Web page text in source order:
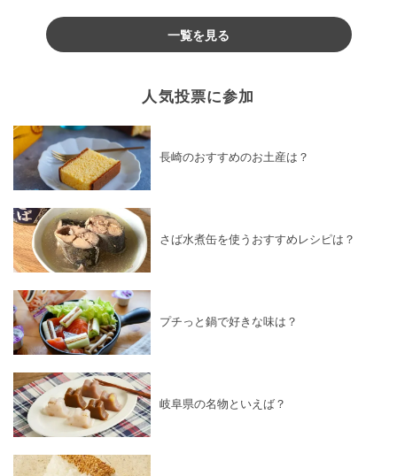
一覧を見る
人気投票に参加
長崎のおすすめのお土産は？
さば水煮缶を使うおすすめレシピは？
プチっと鍋で好きな味は？
岐阜県の名物といえば？